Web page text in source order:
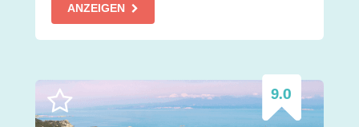
ANZEIGEN
9.0